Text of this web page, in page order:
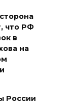
что РФ
в
на
России